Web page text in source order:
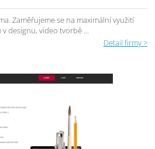
Zaměřujeme se na maximální využití
designu, video tvorbě ...
Detail firmy >